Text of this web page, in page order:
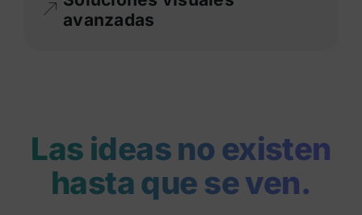
avanzadas
Las ideas no existen
hasta que se ven.